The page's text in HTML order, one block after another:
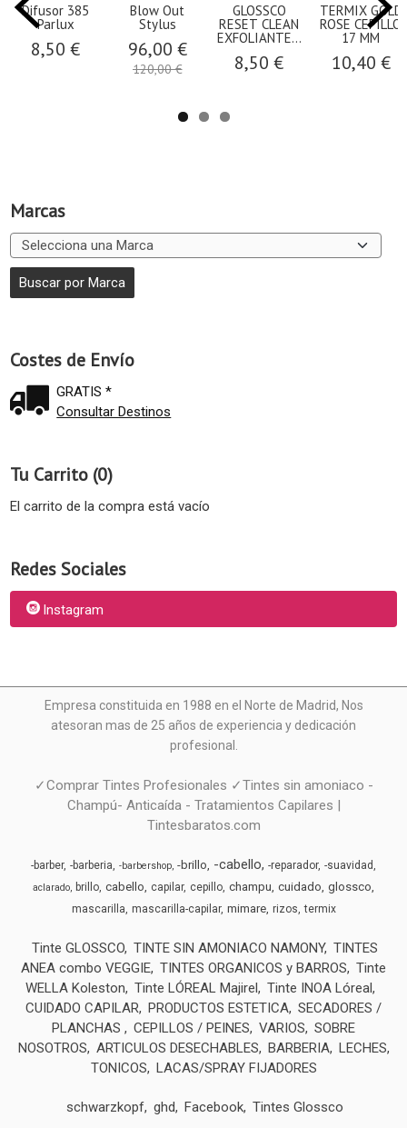
Marcas
Costes de Envío
GRATIS *
Consultar Destinos
Tu Carrito (0)
El carrito de la compra está vacío
Redes Sociales
Instagram
Difusor 385
Parlux
8,50 €
Blow Out
Stylus
96,00 €
120,00 €
GLOSSCO
RESET CLEAN
EXFOLIANTE...
8,50 €
TERMIX GOLD
ROSE CEPILLO
17 MM
10,40 €
Empresa constituida en 1988 en el Norte de Madrid, Nos
atesoran mas de 25 años de experiencia y dedicación
profesional.
✓Comprar Tintes Profesionales ✓Tintes sin amoniaco -
Champú- Anticaída - Tratamientos Capilares |
Tintesbaratos.com
-barber -barberia -barbershop -brillo -cabello -reparador -suavidad
aclarado brillo cabello capilar cepillo champu cuidado glossco
mascarilla mascarilla-capilar mimare rizos termix
Tinte GLOSSCO TINTE SIN AMONIACO NAMONY TINTES
ANEA combo VEGGIE TINTES ORGANICOS y BARROS
Tinte
WELLA Koleston
Tinte LÓREAL Majirel
Tinte INOA Lóreal
CUIDADO CAPILAR PRODUCTOS ESTETICA SECADORES /
PLANCHAS
CEPILLOS / PEINES VARIOS
SOBRE
NOSOTROS
ARTICULOS DESECHABLES BARBERIA LECHES,
TONICOS
LACAS/SPRAY FIJADORES
schwarzkopf ghd Facebook Tintes Glossco